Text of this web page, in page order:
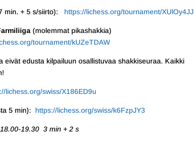
min. + 5 s/siirto): https://lichess.org/tournament/XUlOy4JJ
(molemmat pikashakkia)
tournament/kUZeTDAW
edusta kilpailuun osallistuvaa shakkiseuraa. Kaikki
lichess.org/swiss/X186ED9u
5 min): https://lichess.org/swiss/k6FzpJY3
19.30 3 min + 2 s